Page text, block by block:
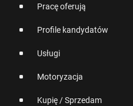
Pracę oferują
Profile kandydatów
Usługi
Motoryzacja
Kupię / Sprzedam